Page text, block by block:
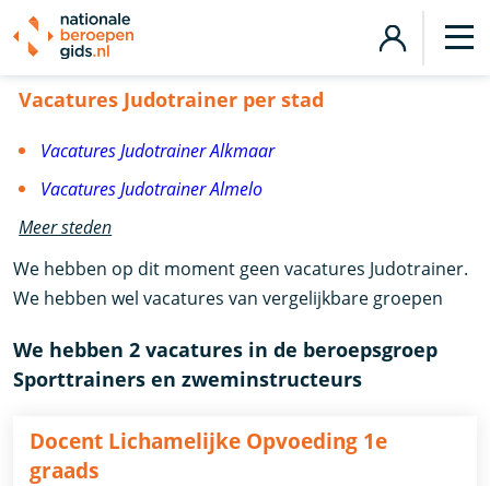
Vacatures Judotrainer
Vacatures Judotrainer per stad
Vacatures Judotrainer Alkmaar
Vacatures Judotrainer Almelo
Meer steden
We hebben op dit moment geen vacatures Judotrainer.
We hebben wel vacatures van vergelijkbare groepen
We hebben 2 vacatures in de beroepsgroep
Sporttrainers en zweminstructeurs
Docent Lichamelijke Opvoeding 1e
graads